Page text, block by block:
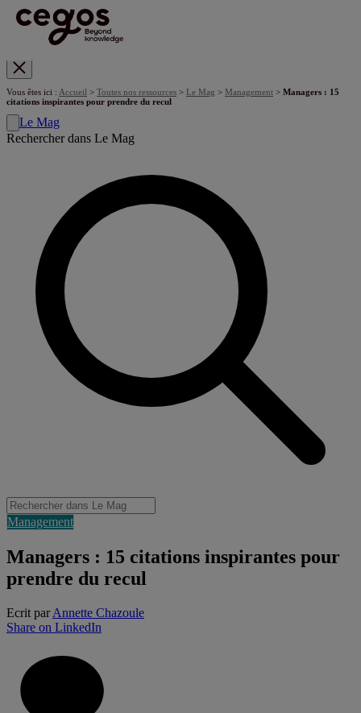
Vous êtes ici : Accueil > Toutes nos ressources > Le Mag > Management > Managers : 15
citations inspirantes pour prendre du recul
Le Mag
Rechercher dans Le Mag
Management
Managers : 15 citations inspirantes pour
prendre du recul
Ecrit parAnnette Chazoule
Share on LinkedIn